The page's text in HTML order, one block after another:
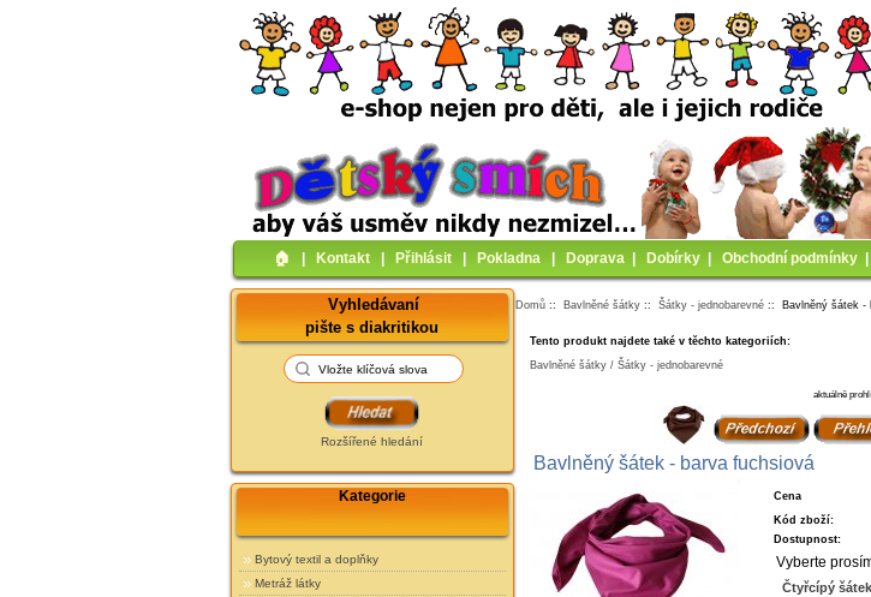
🏠︎ Kontakt Přihlásit Pokladna Doprava Dobírky Obchodní podmínky
Vyhledávaní
pište s diakritikou
Rozšířené hledání
Kategorie
Bytový textil a doplňky
Metráž látky
Domů :: Bavlněné šátky ::Šátky - jednobarevné :: Bavlněný šátek -
Tento produkt najdete také v těchto kategoriích:
Bavlněné šátky / Šátky - jednobarevné
aktuálně
Bavlněný šátek - barva fuchsiová
Cena
Kód zboží:
Dostupnost:
Vyberte
Čtyřcípý